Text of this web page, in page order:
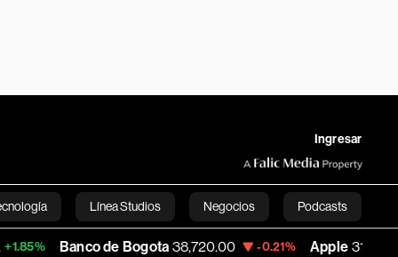
Ingresar
Línea Studios Negocios Podcasts
English
de Bogota 38,720.00 -0.21% Apple 310.94 +0.55%